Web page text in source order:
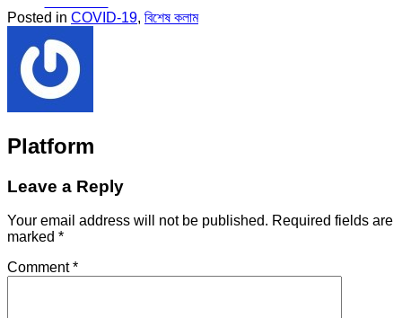
Posted in COVID-19, বিশেষ কলাম
Platform
Leave a Reply
Your email address will not be published. Required fields are
marked *
Comment*